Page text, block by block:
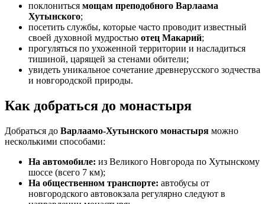
поклониться мощам преподобного Варлаама
Хутынского;
посетить службы, которые часто проводит известный
своей духовной мудростью отец Макарий;
прогуляться по ухоженной территории и насладиться
тишиной, царящей за стенами обители;
увидеть уникальное сочетание древнерусского зодчества
и новгородской природы.
Как добраться до монастыря
Добраться до Варлаамо-Хутынского монастыря можно
несколькими способами:
На автомобиле: из Великого Новгорода по Хутынскому
шоссе (всего 7 км);
На общественном транспорте: автобусы от
новгородского автовокзала регулярно следуют в